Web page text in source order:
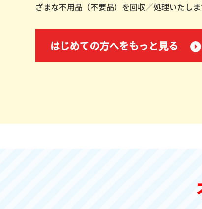
ざまな不用品（不要品）を回収／処理いたしま
はじめての方へをもっと見る